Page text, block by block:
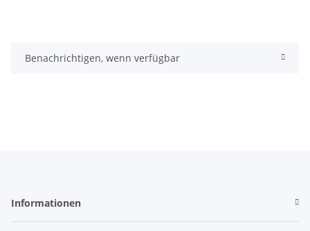
Benachrichtigen, wenn verfügbar
Informationen